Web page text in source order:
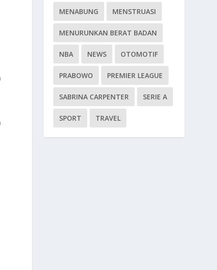
MENABUNG MENSTRUASI
MENURUNKAN BERAT BADAN
NBA NEWS OTOMOTIF
PRABOWO PREMIER LEAGUE
SABRINA CARPENTER SERIE A
SPORT TRAVEL